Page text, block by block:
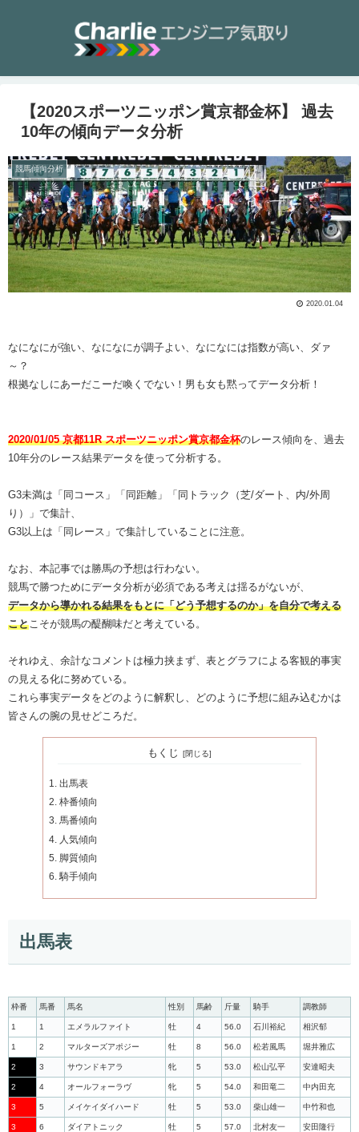
【2020スポーツニッポン賞京都金杯】 過去
10年の傾向データ分析
競馬傾向分析
2020.01.04
なになにが強い、なになにが調子よい、なになには指数が高い、ダァ
～？
根拠なしにあーだこーだ喚くでない！男も女も黙ってデータ分析！
2020/01/05 京都11R スポーツニッポン賞京都金杯のレース傾向を、過去
10年分のレース結果データを使って分析する。
G3未満は「同コース」「同距離」「同トラック（芝/ダート、内/外周
り）」で集計、
G3以上は「同レース」で集計していることに注意。
なお、本記事では勝馬の予想は行わない。
競馬で勝つためにデータ分析が必須である考えは揺るがないが、
データから導かれる結果をもとに「どう予想するのか」を自分で考える
ことこそが競馬の醍醐味だと考えている。
それゆえ、余計なコメントは極力挟まず、表とグラフによる客観的事実
の見える化に努めている。
これら事実データをどのように解釈し、どのように予想に組み込むかは
皆さんの腕の見せどころだ。
もくじ
出馬表
枠番傾向
馬番傾向
人気傾向
脚質傾向
騎手傾向
出馬表
枠番 馬番 馬名 性別 馬齢 斤量 騎手 調教師
1 1 エメラルファイト 牡 4 56.0 石川裕紀 相沢郁
1 2 マルターズアポジー 牡 8 56.0 松若風馬 堀井雅広
2 3 サウンドキアラ 牝 5 53.0 松山弘平 安達昭夫
2 4 オールフォーラヴ 牝 5 54.0 和田竜二 中内田充
3 5 メイケイダイハード 牡 5 53.0 柴山雄一 中竹和也
3 6 ダイアトニック 牡 5 57.0 北村友一 安田隆行